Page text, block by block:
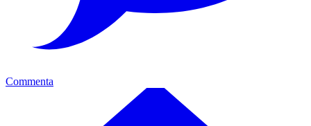
Commenta